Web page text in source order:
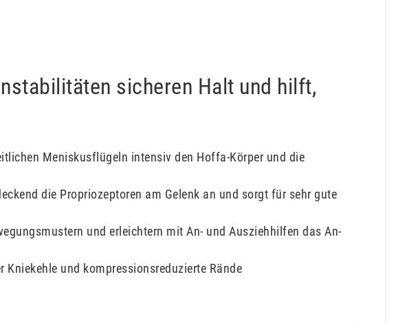
sicheren Halt und hilft,
Meniskusflügeln intensiv den Hoffa-Körper und die
die Propriozeptoren am Gelenk an und sorgt für sehr gute
und erleichtern mit An- und Ausziehhilfen das An-
und kompressionsreduzierte Rände